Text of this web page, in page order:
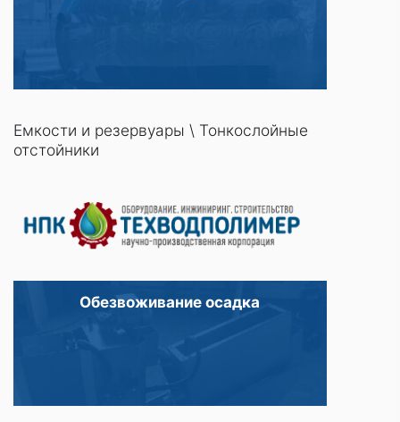
Емкости и резервуары \ Тонкослойные
отстойники
Обезвоживание осадка